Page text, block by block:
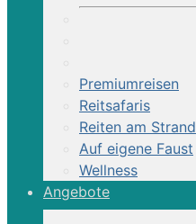
Premiumreisen
Reitsafaris
Reiten am Strand
Auf eigene Faust
Wellness
Angebote